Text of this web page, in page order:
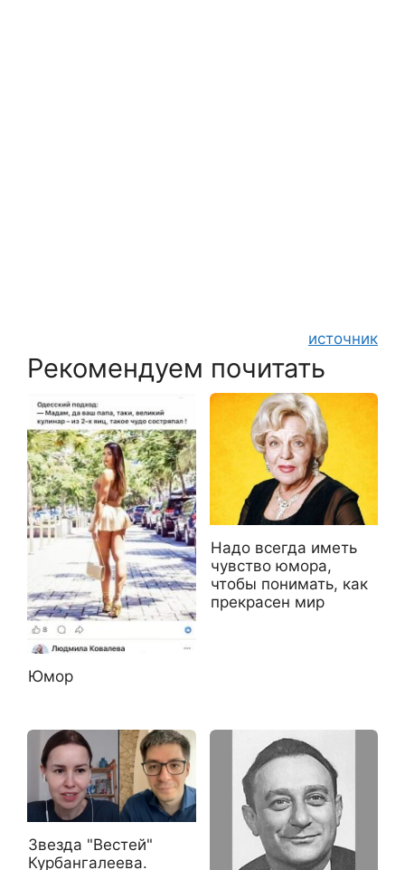
источник
Рекомендуем почитать
Юмор
Надо всегда иметь
чувство юмора,
чтобы понимать, как
прекрасен мир
Звезда "Вестей"
Курбангалеева.